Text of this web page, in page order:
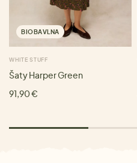
BIOBAVLNA
WHITE STUFF
Šaty Harper Green
91,90 €